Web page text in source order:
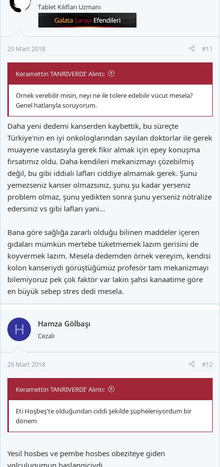
Tablet Kılıfları Uzmanı
29 Mart 2018 #11
Keramettin TANRIVERDİ' Alıntı:
Örnek verebilir misin, neyi ne ile tolere edebilir vücut mesela?
Genel hatlarıyla soruyorum.
Daha yeni dedemi kanserden kaybettik, bu süreçte
Türkiye'nin en iyi onkologlarından sayılan doktorlar ile gerek
muayene vasıtasıyla gerek fikir almak için epey konuşma
fırsatımız oldu. Daha kendileri mekanizmayı çözebilmiş
değil, bu gibi iddialı lafları ciddiye almamak gerek. Şunu
yemezseniz kanser olmazsınız, şunu şu kadar yerseniz
problem olmaz, şunu yedikten sonra şunu yerseniz nötralize
edersiniz vs gibi lafları yani...
Bana göre sağlığa zararlı olduğu bilinen maddeler içeren
gıdaları mümkün mertebe tüketmemek lazım gerisini de
koyvermek lazım. Mesela dedemden örnek vereyim, kendisi
kolon kanseriydi görüştüğümüz profesör tam mekanizmayı
bilemiyoruz pek çok faktör var lakin şahsi kanaatime göre
en büyük sebep stres dedi mesela.
H Hamza Gölbaşı
Cezalı
29 Mart 2018 #12
Keramettin TANRIVERDİ' Alıntı:
Eti Hoşbeş'te olduğundan ciddi şekilde şüpheleniyordum bir
dönem
Yesil hosbes ve pembe hosbes obeziteye giden